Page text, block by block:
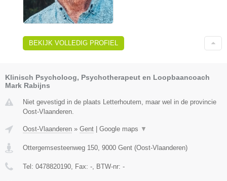
BEKIJK VOLLEDIG PROFIEL
Klinisch Psycholoog, Psychotherapeut en Loopbaancoach
Mark Rabijns
Niet gevestigd in de plaats Letterhoutem, maar wel in de provincie
Oost-Vlaanderen.
Oost-Vlaanderen » Gent Google maps ▼
Ottergemsesteenweg 150, 9000 Gent (Oost-Vlaanderen)
Tel: 0478820190, Fax: -, BTW-nr: -